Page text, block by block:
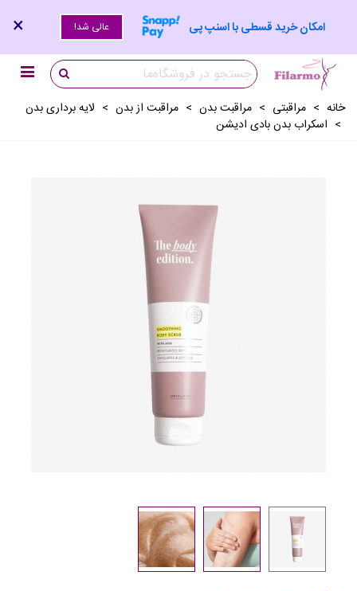
امکان خرید قسطی با اسنپ پی عالی شد! ×
خانه > مراقبتی > مراقبت بدن > مراقبت از بدن > لایه برداری بدن
> اسکراب بدن بادی ادیشن